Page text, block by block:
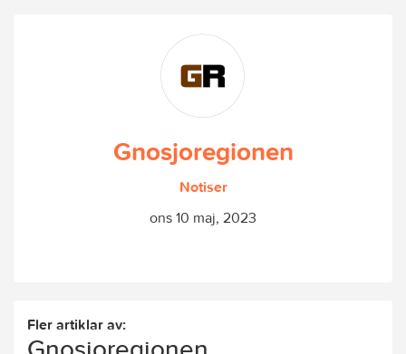
Gnosjoregionen
Notiser
ons 10 maj, 2023
Fler artiklar av: